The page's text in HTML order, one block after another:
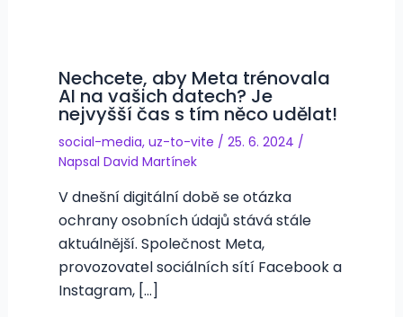
Nechcete, aby Meta trénovala
AI na vašich datech? Je
nejvyšší čas s tím něco udělat!
social-media, uz-to-vite / 25. 6. 2024 /
Napsal David Martínek
V dnešní digitální době se otázka
ochrany osobních údajů stává stále
aktuálnější. Společnost Meta,
provozovatel sociálních sítí Facebook a
Instagram, […]